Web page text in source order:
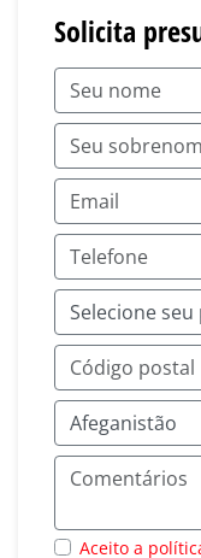
Solicita
Aceito a